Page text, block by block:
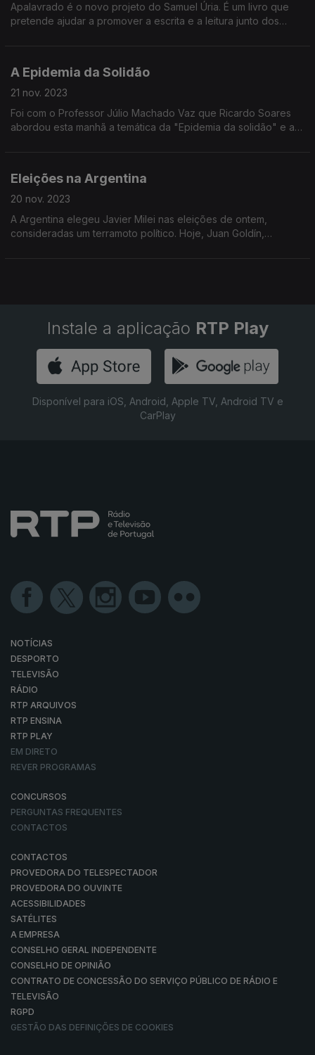
Apalavrado é o novo projeto do Samuel Úria. É um livro que
pretende ajudar a promover a escrita e a leitura junto dos
A Epidemia da Solidão
21 nov. 2023
Foi com o Professor Júlio Machado Vaz que Ricardo Soares
abordou esta manhã a temática da "Epidemia da solidão" e a
Eleições na Argentina
20 nov. 2023
A Argentina elegeu Javier Milei nas eleições de ontem,
consideradas um terramoto político. Hoje, Juan Goldín,
Instale a aplicação RTP Play
Disponível para iOS, Android, Apple TV, Android TV e
CarPlay
NOTÍCIAS
DESPORTO
TELEVISÃO
RÁDIO
RTP ARQUIVOS
RTP ENSINA
RTP PLAY
EM DIRETO
REVER PROGRAMAS
CONCURSOS
PERGUNTAS FREQUENTES
CONTACTOS
CONTACTOS
PROVEDORA DO TELESPECTADOR
PROVEDORA DO OUVINTE
ACESSIBILIDADES
SATÉLITES
A EMPRESA
CONSELHO GERAL INDEPENDENTE
CONSELHO DE OPINIÃO
CONTRATO DE CONCESSÃO DO SERVIÇO PÚBLICO DE RÁDIO E
TELEVISÃO
RGPD
GESTÃO DAS DEFINIÇÕES DE COOKIES